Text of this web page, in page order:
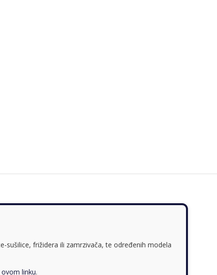
sušilice, frižidera ili zamrzivača, te određenih modela
ovom linku.